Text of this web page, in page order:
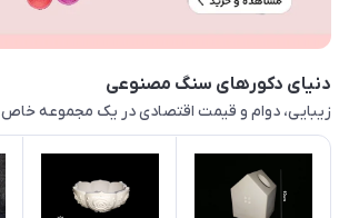
دنیای دکورهای سنگ مصنوعی
زیبایی، دوام و قیمت اقتصادی در یک مجموعه خاص